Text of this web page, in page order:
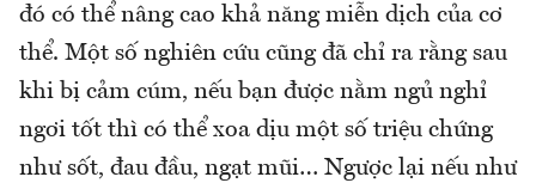
đó có thể nâng cao khả năng miễn dịch của cơ
thể. Một số nghiên cứu cũng đã chỉ ra rằng sau
khi bị cảm cúm, nếu bạn được nằm ngủ nghỉ
ngơi tốt thì có thể xoa dịu một số triệu chứng
như sốt, đau đầu, ngạt mũi… Ngược lại nếu như